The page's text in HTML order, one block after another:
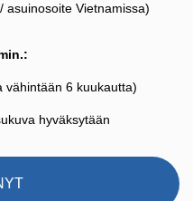
asuinosoite Vietnamissa)
vähintään 6 kuukautta)
hyväksytään